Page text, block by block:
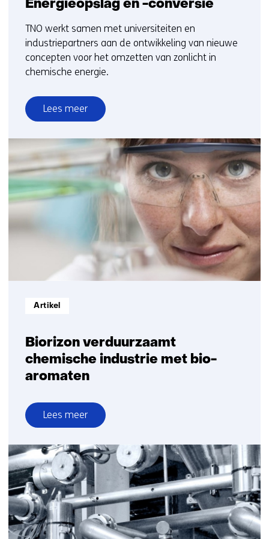
Energieopslag en -conversie
TNO werkt samen met universiteiten en
industriepartners aan de ontwikkeling van nieuwe
concepten voor het omzetten van zonlicht in
chemische energie.
Lees meer
over
Energieopslag
en
-
conversie
Biorizon verduurzaamt
chemische industrie met bio-
aromaten
Informatietype:
Artikel
Lees meer
over
Biorizon
verduurzaamt
chemische
industrie
met
bio-
aromaten